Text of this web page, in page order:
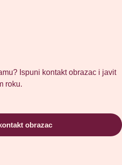
Ispuni kontakt obrazac i javit
roku.
obrazac